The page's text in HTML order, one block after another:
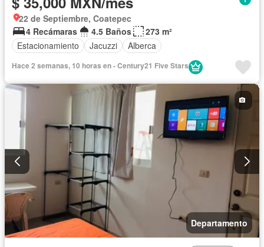
22 de Septiembre, Coatepec
4 Recámaras
4.5 Baños
273 m²
Estacionamiento
Jacuzzi Alberca
Hace 2 semanas, 10 horas en - Century21 Five Stars
Departamento